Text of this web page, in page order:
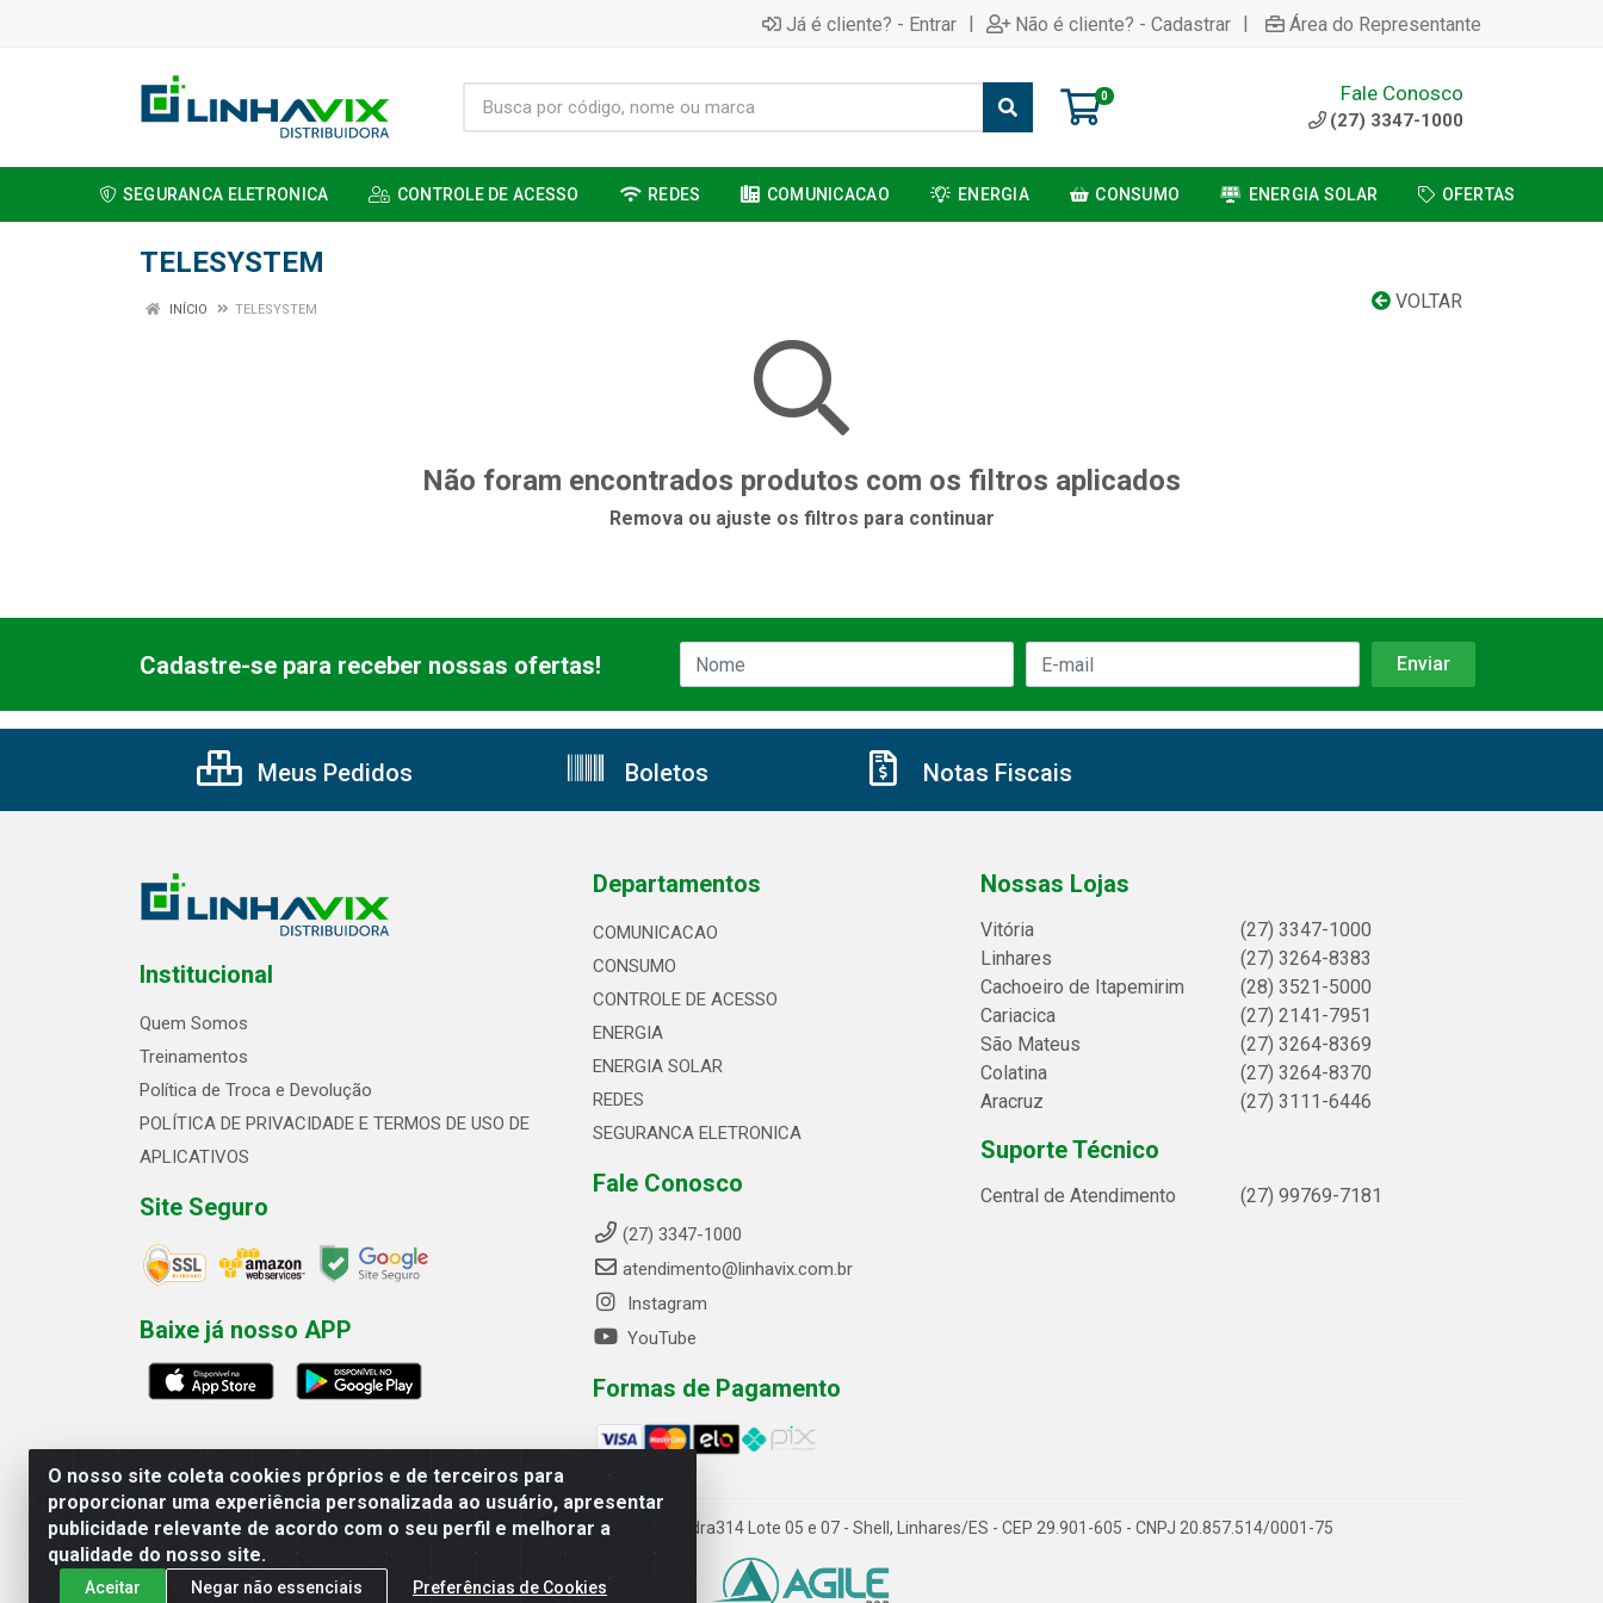
Já é cliente? - Entrar | Não é cliente? - Cadastrar | Área do Representante
0 Fale Conosco
(27) 3347-1000
SEGURANCA ELETRONICA CONTROLE DE ACESSO REDES COMUNICACAO ENERGIA CONSUMO ENERGIA SOLAR OFERTAS
TELESYSTEM
VOLTAR
INÍCIO TELESYSTEM
Não foram encontrados produtos com os filtros aplicados
Remova ou ajuste os filtros para continuar
O nosso site coleta cookies próprios e de terceiros para
proporcionar uma experiência personalizada ao usuário, apresentar
publicidade relevante de acordo com o seu perfil e melhorar a
qualidade do nosso site.
Aceitar Negar não essenciais Preferências de Cookies
Cadastre-se para receber nossas ofertas!
Meus Pedidos Boletos Notas Fiscais
Institucional
Quem Somos
Treinamentos
Política de Troca e Devolução
POLÍTICA DE PRIVACIDADE E TERMOS DE USO DE
APLICATIVOS
Site Seguro
Baixe já nosso APP
Departamentos
COMUNICACAO
CONSUMO
CONTROLE DE ACESSO
ENERGIA
ENERGIA SOLAR
REDES
SEGURANCA ELETRONICA
Fale Conosco
(27) 3347-1000
atendimento@linhavix.com.br
Instagram
YouTube
Formas de Pagamento
Nossas Lojas
Vitória
(27) 3347-1000
Linhares
(27) 3264-8383
Cachoeiro de Itapemirim
(28) 3521-5000
Cariacica
(27) 2141-7951
São Mateus
(27) 3264-8369
Colatina
(27) 3264-8370
Aracruz
(27) 3111-6446
Suporte Técnico
Central de Atendimento (27) 99769-7181
Linhavix Distribuidora LTDA - Avenida Alegre, 2521 - Quadra314 Lote 05 e 07 - Shell, Linhares/ES - CEP 29.901-605 - CNPJ 20.857.514/0001-75